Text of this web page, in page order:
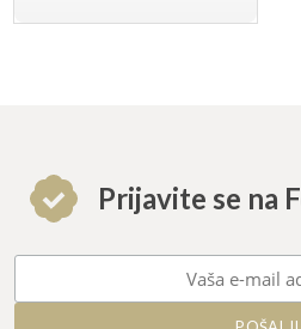
Prijavite se na